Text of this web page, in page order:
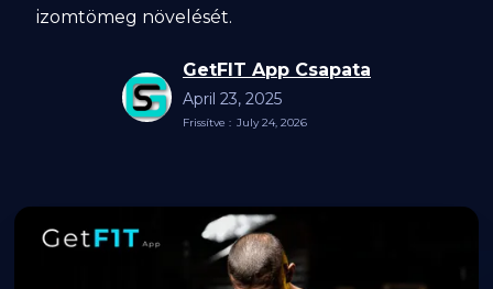
izomtömeg növelését.
GetFIT App Csapata
April 23, 2025
Frissítve : July 24, 2026